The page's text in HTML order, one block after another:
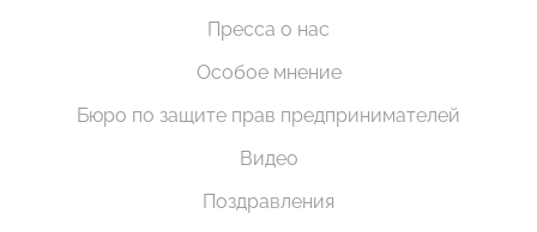
Пресса о нас
Особое мнение
Бюро по защите прав предпринимателей
Видео
Поздравления